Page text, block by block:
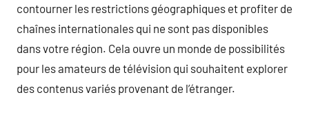
contourner les restrictions géographiques et profiter de
chaînes internationales qui ne sont pas disponibles
dans votre région. Cela ouvre un monde de possibilités
pour les amateurs de télévision qui souhaitent explorer
des contenus variés provenant de l’étranger.